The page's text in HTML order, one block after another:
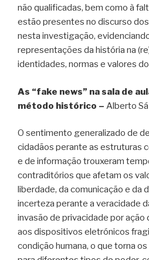
não qualificadas, bem como à
estão presentes no discurso
nesta investigação,
representações da história na
identidades, normas e valores
As “fake news” na sala de
método histórico – Alberto Sá
O sentimento generalizado de
cidadãos perante as estruturas
e de informação trouxeram
contraditórios que afetam os
liberdade, da comunicação e da
incerteza perante a veracidade
invasão de privacidade por
aos dispositivos eletrónicos
condição humana, o que torna